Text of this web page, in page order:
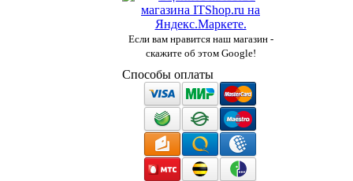
Если вам нравится наш магазин -
скажите об этом Google!
Способы оплаты